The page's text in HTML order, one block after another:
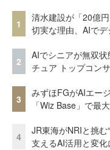
1
清水建設が「20億
切実な理由、AIで
2
AIでシニアが無双
チュア トップコン
3
みずほFGがAIエー
「Wiz Base」で最
4
JR東海がNRIと挑
支えるAI活用と変